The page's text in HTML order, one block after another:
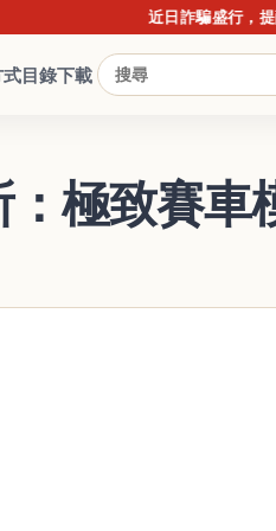
近日詐騙盛行，提醒讀者
式目錄下載
極致賽車